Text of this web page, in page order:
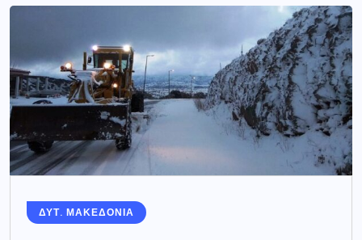
ΔΥΤ. ΜΑΚΕΔΟΝΙΑ